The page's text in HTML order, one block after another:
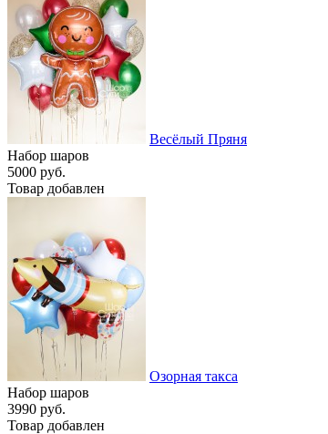
Весёлый Пряня
Набор шаров
5000 руб.
Товар добавлен
Озорная такса
Набор шаров
3990 руб.
Товар добавлен